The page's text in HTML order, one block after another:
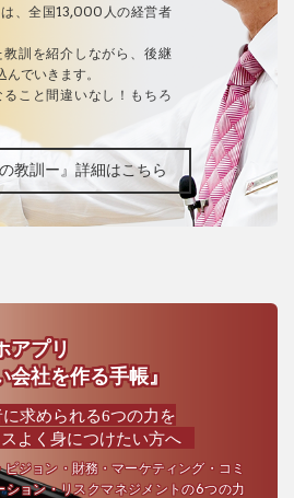
、全国13,000人の経営者
訓を紹介しながら、後継
でいきます。
こと間違いなし！もちろ
教訓ー』詳細はこちら
アプリ
会社を作る手帳』
求められる6つの力を
よく身につけたい方へ
ビジョン・財務・マーケティング・コミ
ション・リスクマネジメントの6つの力